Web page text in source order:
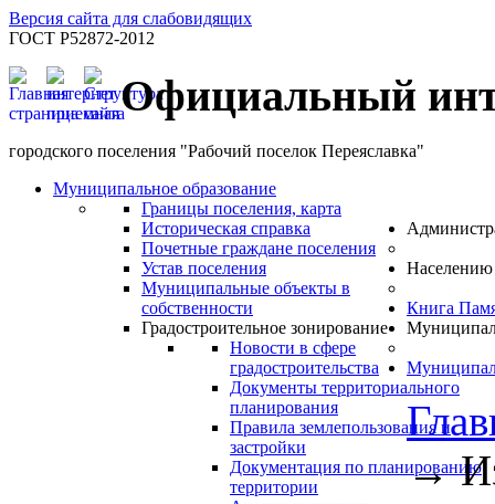
Версия сайта для слабовидящих
ГОСТ Р52872-2012
Официальный
городского поселения "Рабочий поселок Переяславка"
Муниципальное образование
Границы поселения, карта
Историческая справка
Почетные граждане поселения
Устав поселения
Муниципальные объекты в
собственности
Градостроительное зонирование
Новости в сфере
градостроительства
Документы территориального
планирования
Правила землепользования и
застройки
Документация по планированию
территории
Населению
Книга
→